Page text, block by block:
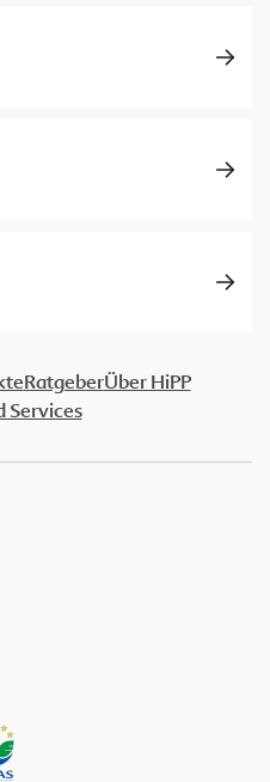
RatgeberÜber HiPP
Services